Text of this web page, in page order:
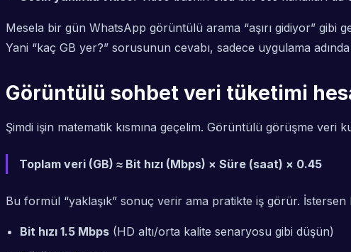
Mesela bir gün WhatsApp görüntülü arama “aşırı gidiyor” gibi
Yani “kaç GB yer?” sorusunun cevabı, sadece uygulama
Görüntülü sohbet veri tüketimi
Şimdi işin matematik kısmına geçelim. Görüntülü görüşme veri
Toplam veri (GB) ≈ Bit hızı (Mbps) × Süre (saat) × 0.45
Bu formül “yaklaşık” sonuç verir ama pratikte iş görür. İstersen
Bit hızı 1.5 Mbps (HD altı/orta kalite senaryosu gibi düşün)